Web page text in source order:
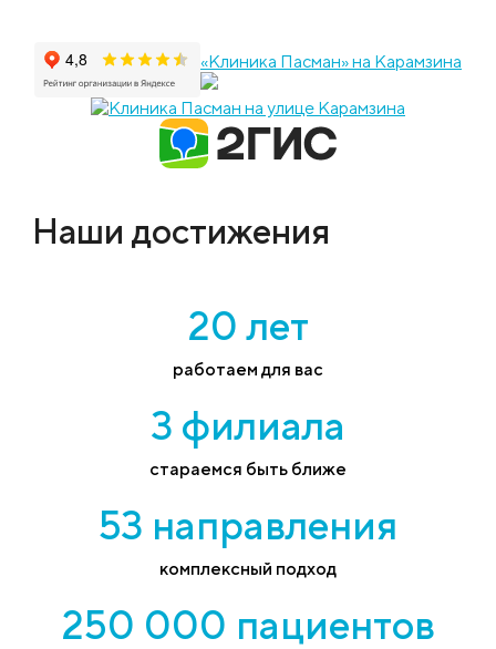
«Клиника Пасман» на Карамзина
Наши достижения
20 лет
работаем для вас
3 филиала
стараемся быть ближе
53 направления
комплексный подход
250 000 пациентов